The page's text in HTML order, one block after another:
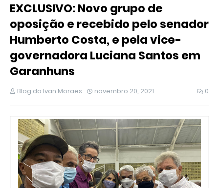
EXCLUSIVO: Novo grupo de
oposição e recebido pelo senador
Humberto Costa, e pela vice-
governadora Luciana Santos em
Garanhuns
Blog do Ivan Moraes novembro 20, 2021 0